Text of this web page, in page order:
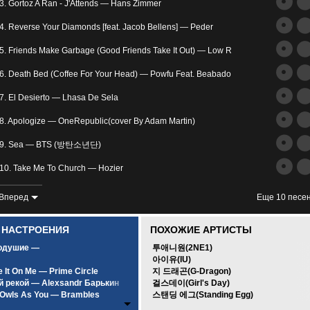
злость
3. Gortoz A Ran - J'Attends — Hans Zimmer
4. Reverse Your Diamonds [feat. Jacob Bellens] — Peder
5. Friends Make Garbage (Good Friends Take It Out) — Low Roar
6. Death Bed (Coffee For Your Head) — Powfu Feat. Beabadoobee
7. El Desierto — Lhasa De Sela
8. Apologize — OneRepublic(cover By Adam Martin)
9. Sea — BTS (방탄소년단)
10. Take Me To Church — Hozier
11. I'm Not The Only One — Sam Smith
Avalanches — IAMX
And Then I Kissed Him — Hans Zimmer
Еще 10 песен
Вперед
НАСТРОЕНИЯ
—
It On Me — Prime Circle
рекой — Alexsandr Барькин
As You — Brambles
светом — SCIRENA Feat. A.V.G
ПОХОЖИЕ АРТИСТЫ
투애니원(2NE1)
아이유(IU)
지 드래곤(G-Dragon)
걸스데이(Girl's Day)
스탠딩 에그(Standing Egg)